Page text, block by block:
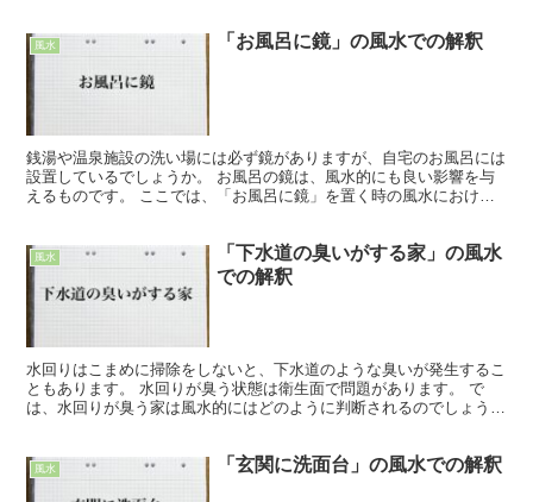
風水 「お風呂に鏡」の風水での解釈
銭湯や温泉施設の洗い場には必ず鏡がありますが、自宅のお風呂には
設置しているでしょうか。 お風呂の鏡は、風水的にも良い影響を与
えるものです。 ここでは、「お風呂に鏡」を置く時の風水における
風水
「下水道の臭いがする家」の風水
での解釈
水回りはこまめに掃除をしないと、下水道のような臭いが発生するこ
ともあります。 水回りが臭う状態は衛生面で問題があります。 で
は、水回りが臭う家は風水的にはどのように判断されるのでしょう
風水 「玄関に洗面台」の風水での解釈